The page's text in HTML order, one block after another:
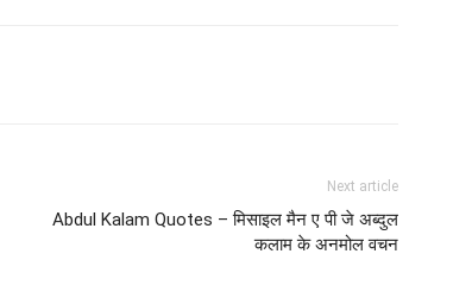
Next article
Abdul Kalam Quotes – मिसाइल मैन ए पी जे अब्दुल
कलाम के अनमोल वचन